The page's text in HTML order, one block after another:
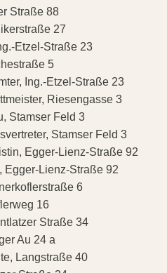
Straße 88
27
Etzel-Straße 23
5
Ing.-Etzel-Straße 23
Riesengasse 3
Stamser Feld 3
Stamser Feld 3
Egger-Lienz-Straße 92
Lienz-Straße 92
6
16
Straße 34
Au 24 a
Langstraße 40